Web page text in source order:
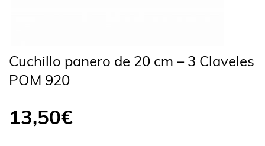
Cuchillo panero de 20 cm – 3 Claveles
POM 920
13,50€